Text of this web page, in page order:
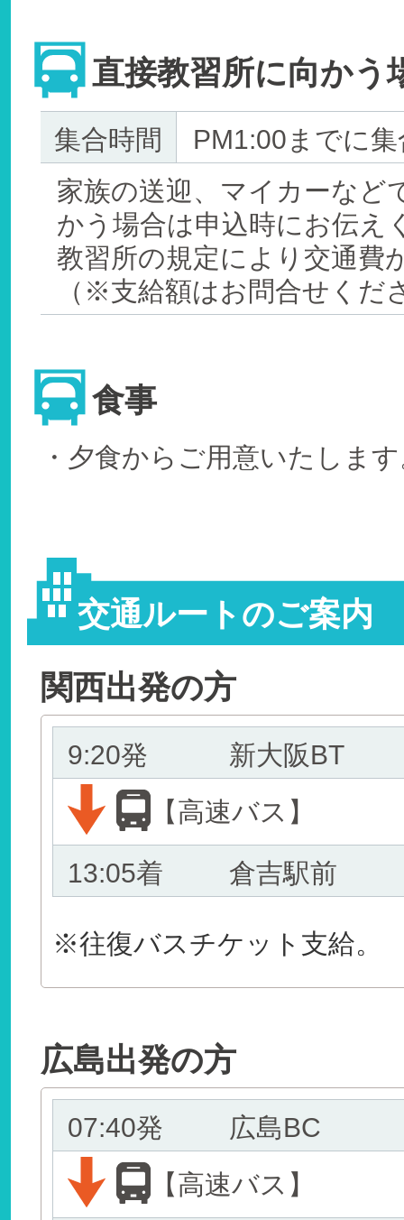
直接教習所に向かう
集合時間
PM1:00までに集
家族の送迎、マイカーなど
かう場合は申込時にお伝え
教習所の規定により交通費
（※支給額はお問合せくだ
食事
・夕食からご用意いたしま
交通ルートのご案内
関西出発の方
9:20発
新大阪BT
【高速バス】
13:05着 倉吉駅前
※往復バスチケット支給。
広島出発の方
07:40発
広島BC
【高速バス】